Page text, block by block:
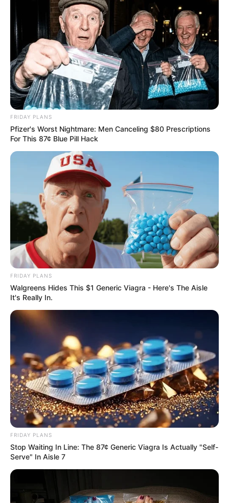
FRIDAY PLANS
Pfizer's Worst Nightmare: Men Canceling $80 Prescriptions
For This 87¢ Blue Pill Hack
FRIDAY PLANS
Walgreens Hides This $1 Generic Viagra - Here's The Aisle
It's Really In.
FRIDAY PLANS
Stop Waiting In Line: The 87¢ Generic Viagra Is Actually "Self-
Serve" In Aisle 7